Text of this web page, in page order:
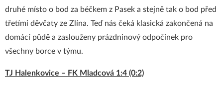
druhé místo o bod za béčkem z Pasek a stejně tak o bod před
třetími děvčaty ze Zlína. Teď nás čeká klasická zakončená na
domácí půdě a zaslouženy prázdninový odpočinek pro
všechny borce v týmu.
TJ Halenkovice – FK Mladcová 1:4 (0:2)